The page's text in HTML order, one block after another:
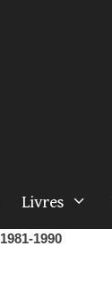
Livres
1981-1990